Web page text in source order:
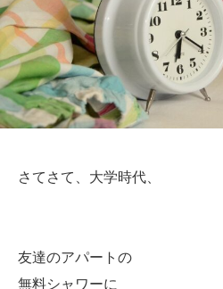
さてさて、大学時代、
友達のアパートの
無料シャワーに